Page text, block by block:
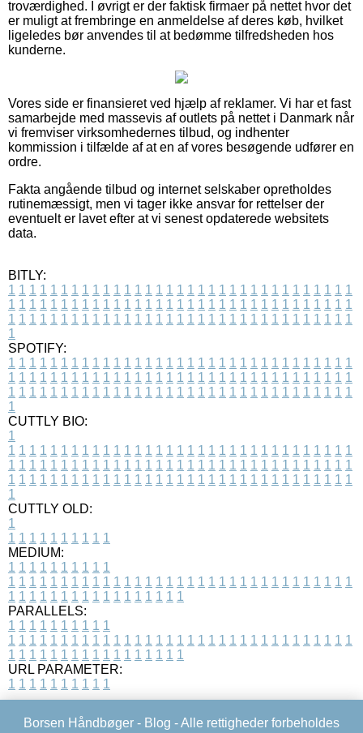
troværdighed. I øvrigt er der faktisk firmaer på nettet hvor det
er muligt at frembringe en anmeldelse af deres køb, hvilket
ligeledes bør anvendes til at bedømme tilfredsheden hos
kunderne.
Vores side er finansieret ved hjælp af reklamer. Vi har et fast
samarbejde med massevis af outlets på nettet i Danmark når
vi fremviser virksomhedernes tilbud, og indhenter
kommission i tilfælde af at en af vores besøgende udfører en
ordre.
Fakta angående tilbud og internet selskaber opretholdes
rutinemæssigt, men vi tager ikke ansvar for rettelser der
eventuelt er lavet efter at vi senest opdaterede websitets
data.
BITLY:
1 1 1 1 1 1 1 1 1 1 1 1 1 1 1 1 1 1 1 1 1 1 1 1 1 1 1 1 1 1 1 1 1
1 1 1 1 1 1 1 1 1 1 1 1 1 1 1 1 1 1 1 1 1 1 1 1 1 1 1 1 1 1 1 1 1
1 1 1 1 1 1 1 1 1 1 1 1 1 1 1 1 1 1 1 1 1 1 1 1 1 1 1 1 1 1 1 1 1
1
SPOTIFY:
1 1 1 1 1 1 1 1 1 1 1 1 1 1 1 1 1 1 1 1 1 1 1 1 1 1 1 1 1 1 1 1 1
1 1 1 1 1 1 1 1 1 1 1 1 1 1 1 1 1 1 1 1 1 1 1 1 1 1 1 1 1 1 1 1 1
1 1 1 1 1 1 1 1 1 1 1 1 1 1 1 1 1 1 1 1 1 1 1 1 1 1 1 1 1 1 1 1 1
1
CUTTLY BIO:
1
1 1 1 1 1 1 1 1 1 1 1 1 1 1 1 1 1 1 1 1 1 1 1 1 1 1 1 1 1 1 1 1 1
1 1 1 1 1 1 1 1 1 1 1 1 1 1 1 1 1 1 1 1 1 1 1 1 1 1 1 1 1 1 1 1 1
1 1 1 1 1 1 1 1 1 1 1 1 1 1 1 1 1 1 1 1 1 1 1 1 1 1 1 1 1 1 1 1 1
1
CUTTLY OLD:
1
1 1 1 1 1 1 1 1 1 1
MEDIUM:
1 1 1 1 1 1 1 1 1 1
1 1 1 1 1 1 1 1 1 1 1 1 1 1 1 1 1 1 1 1 1 1 1 1 1 1 1 1 1 1 1 1 1
1 1 1 1 1 1 1 1 1 1 1 1 1 1 1 1 1
PARALLELS:
1 1 1 1 1 1 1 1 1 1
1 1 1 1 1 1 1 1 1 1 1 1 1 1 1 1 1 1 1 1 1 1 1 1 1 1 1 1 1 1 1 1 1
1 1 1 1 1 1 1 1 1 1 1 1 1 1 1 1 1
URL PARAMETER:
1 1 1 1 1 1 1 1 1 1
Borsen Håndbøger - Blog - Alle rettigheder forbeholdes